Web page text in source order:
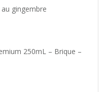
gingembre
250mL – Brique –